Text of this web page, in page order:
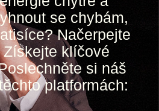
se chybám,
Načerpejte
klíčové
si náš
platformách: